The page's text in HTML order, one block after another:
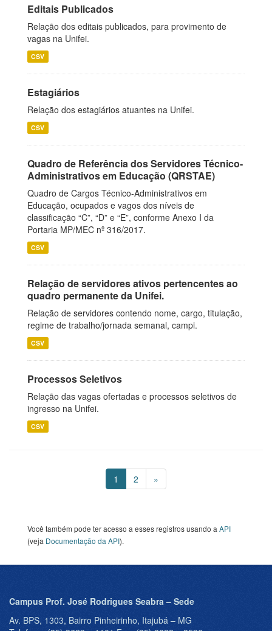
Editais Publicados
Relação dos editais publicados, para provimento de
vagas na Unifei.
CSV
Estagiários
Relação dos estagiários atuantes na Unifei.
CSV
Quadro de Referência dos Servidores Técnico-
Administrativos em Educação (QRSTAE)
Quadro de Cargos Técnico-Administrativos em
Educação, ocupados e vagos dos níveis de
classificação “C”, “D” e “E”, conforme Anexo I da
Portaria MP/MEC nº 316/2017.
CSV
Relação de servidores ativos pertencentes ao
quadro permanente da Unifei.
Relação de servidores contendo nome, cargo, titulação,
regime de trabalho/jornada semanal, campi.
CSV
Processos Seletivos
Relação das vagas ofertadas e processos seletivos de
ingresso na Unifei.
CSV
1 2 »
Você também pode ter acesso a esses registros usando a API
(veja Documentação da API).
Campus Prof. José Rodrigues Seabra – Sede
Av. BPS, 1303, Bairro Pinheirinho, Itajubá – MG